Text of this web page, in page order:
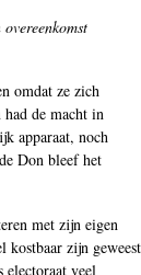
omdat ze zich
de macht in
apparaat, noch
Don bleef het
met zijn eigen
kostbaar zijn geweest
electoraat veel